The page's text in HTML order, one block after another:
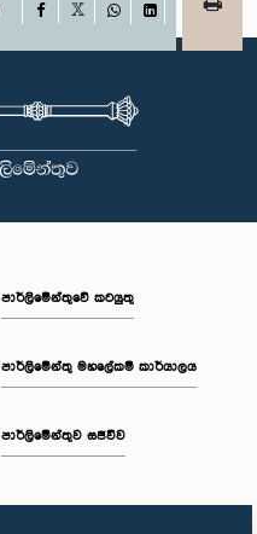
Facebook
WhatsAppLinkedIn
පාර්ලිමේන්තුවේ කටයුතු
පාර්ලිමේන්තු මහලේකම් කාර්යාලය
පාර්ලිමේන්තුව සජීවීව